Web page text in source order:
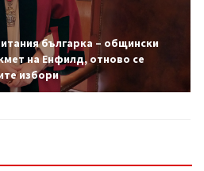
българка – общински
на Енфилд, отново се
избори